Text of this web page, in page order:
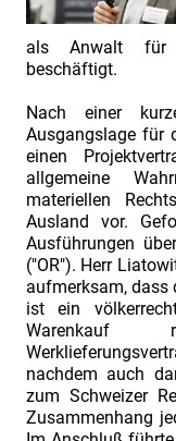
als Anwalt für
beschäftigt.
Nach einer
Ausgangslage für
einen
allgemeine
materiellen
Ausland vor.
Ausführungen
("OR"). Herr
aufmerksam, dass
ist ein
Warenkauf
nachdem auch
zum Schweizer
Zusammenhang
Call
for
papers.
2025:
Contract
&
Claim
2026
1155PM